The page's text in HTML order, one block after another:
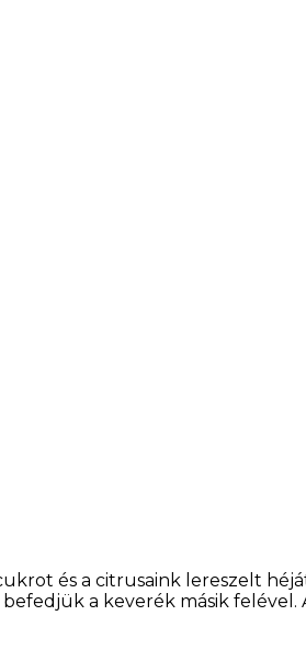
és a citrusaink lereszelt
a keverék másik